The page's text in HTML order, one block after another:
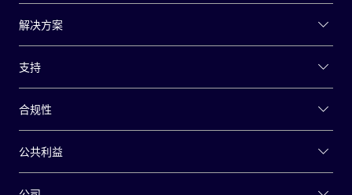
解决方案
支持
合规性
公共利益